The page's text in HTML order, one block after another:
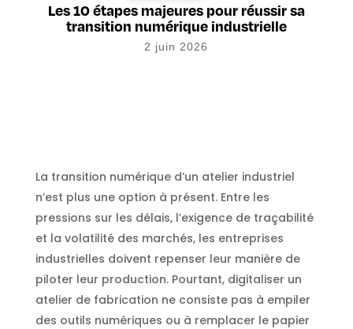
Les 10 étapes majeures pour réussir sa
transition numérique industrielle
2 juin 2026
La transition numérique d’un atelier industriel
n’est plus une option à présent. Entre les
pressions sur les délais, l’exigence de traçabilité
et la volatilité des marchés, les entreprises
industrielles doivent repenser leur manière de
piloter leur production. Pourtant, digitaliser un
atelier de fabrication ne consiste pas à empiler
des outils numériques ou à remplacer le papier